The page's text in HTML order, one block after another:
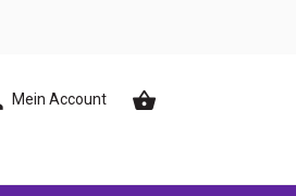
Mein Account